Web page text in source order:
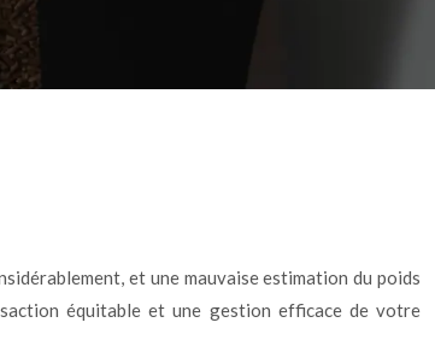
et une mauvaise estimation du poids
équitable et une gestion efficace de votre